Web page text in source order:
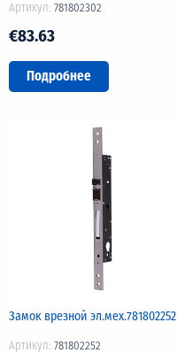
Артикул: 781802302
€83.63
Подробнее
Замок врезной эл.мех.781802252
Артикул: 781802252